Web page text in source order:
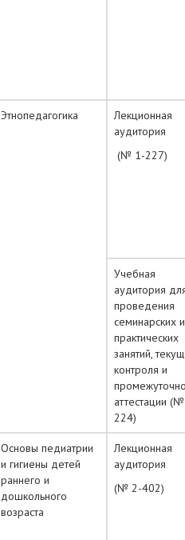
Этнопедагогика
Лекционная
аудитория
(№ 1-227)
Учебная
аудитория
проведения
семинарских и
практических
занятий,
контроля и
аттестации
224)
Основы педиатрии
и гигиены детей
раннего и
дошкольного
возраста
Лекционная
аудитория
(№ 2-402)